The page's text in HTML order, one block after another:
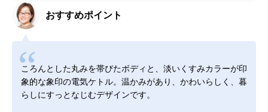
おすすめポイント
ころんとした丸みを帯びたボディと、淡いくすみカラーが印
象的な象印の電気ケトル。温かみがあり、かわいらしく、暮
らしにすっとなじむデザインです。